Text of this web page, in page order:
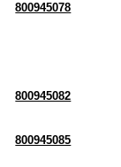
800945078
800945082
800945085